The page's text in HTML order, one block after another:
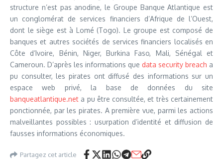
structure n’est pas anodine, le Groupe Banque Atlantique est
un conglomérat de services financiers d’Afrique de l’Ouest,
dont le siège est à Lomé (Togo). Le groupe est composé de
banques et autres sociétés de services financiers localisés en
Côte d’Ivoire, Bénin, Niger, Burkina Faso, Mali, Sénégal et
Cameroun. D’après les informations que data security breach a
pu consulter, les pirates ont diffusé des informations sur un
espace web privé, la base de données du site
banqueatlantique.net a pu être consultée, et très certainement
ponctionnée, par les pirates. A première vue, parmi les actions
malveillantes possibles : usurpation d’identité et diffusion de
fausses informations économiques.
Partagez cet article